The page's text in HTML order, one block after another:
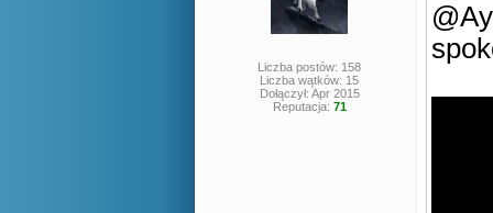
Liczba postów: 158
Liczba wątków: 15
Dołączył: Apr 2015
Reputacja: 71